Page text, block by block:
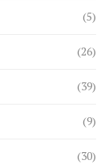
(5)
(26)
(39)
(9)
(30)